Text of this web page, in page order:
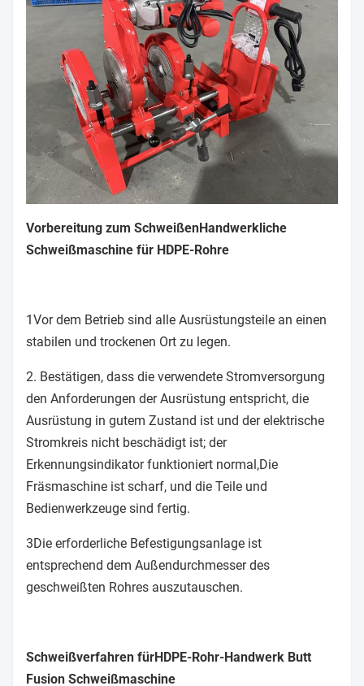
Vorbereitung zum SchweißenHandwerkliche
Schweißmaschine für HDPE-Rohre
1Vor dem Betrieb sind alle Ausrüstungsteile an einen
stabilen und trockenen Ort zu legen.
2. Bestätigen, dass die verwendete Stromversorgung
den Anforderungen der Ausrüstung entspricht, die
Ausrüstung in gutem Zustand ist und der elektrische
Stromkreis nicht beschädigt ist; der
Erkennungsindikator funktioniert normal,Die
Fräsmaschine ist scharf, und die Teile und
Bedienwerkzeuge sind fertig.
3Die erforderliche Befestigungsanlage ist
entsprechend dem Außendurchmesser des
geschweißten Rohres auszutauschen.
Schweißverfahren fürHDPE-Rohr-Handwerk Butt
Fusion Schweißmaschine